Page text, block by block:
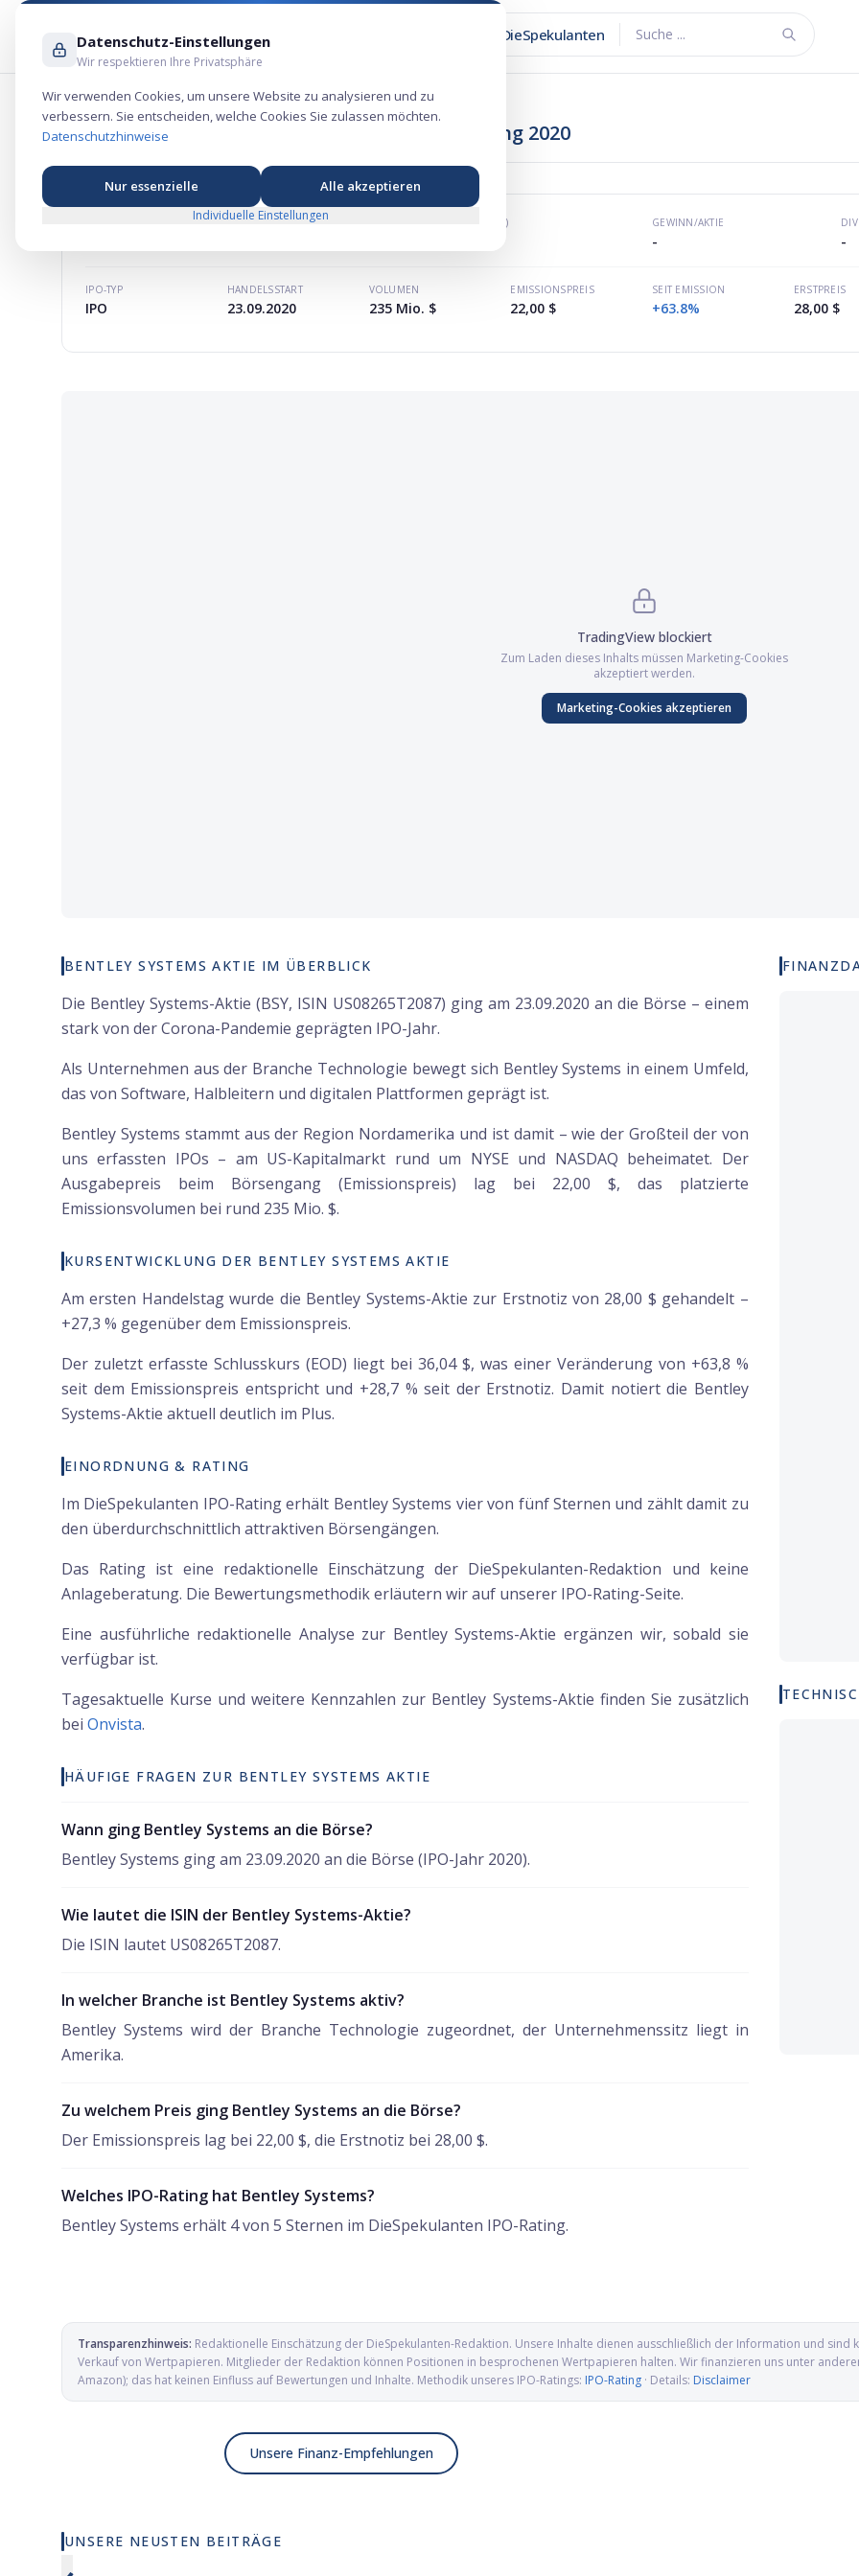
DieSpekulanten Suche ...
Bentley Systems Aktie – Technologie-Börsengang 2020
AKTIE MARKTKAPITALISIERUNG KGV (P/E) GEWINN/AKTIE
- -
IPO-TYP
IPO
HANDELSSTART
23.09.2020
VOLUMEN
235 Mio. $
EMISSIONSPREIS
22,00 $
SEIT EMISSION
+63.8%
ERSTPREIS
28,00 $
TradingViewblockiert
Zum Laden dieses Inhalts müssen Marketing-Cookies
akzeptiert werden.
Marketing-Cookies akzeptieren
BENTLEY SYSTEMS AKTIE IM ÜBERBLICK
Die Bentley Systems-Aktie (BSY, ISIN US08265T2087) ging am 23.09.2020 an die Börse – einem
stark von der Corona-Pandemie geprägten IPO-Jahr.
Als Unternehmen aus der Branche Technologie bewegt sich Bentley Systems in einem Umfeld,
das von Software, Halbleitern und digitalen Plattformen geprägt ist.
Bentley Systems stammt aus der Region Nordamerika und ist damit – wie der Großteil der von
uns erfassten IPOs – am US-Kapitalmarkt rund um NYSE und NASDAQ beheimatet. Der
Ausgabepreis beim Börsengang (Emissionspreis) lag bei 22,00 $, das platzierte
Emissionsvolumen bei rund 235 Mio. $.
KURSENTWICKLUNG DER BENTLEY SYSTEMS AKTIE
Am ersten Handelstag wurde die Bentley Systems-Aktie zur Erstnotiz von 28,00 $ gehandelt –
+27,3 % gegenüber dem Emissionspreis.
Der zuletzt erfasste Schlusskurs (EOD) liegt bei 36,04 $, was einer Veränderung von +63,8 %
seit dem Emissionspreis entspricht und +28,7 % seit der Erstnotiz. Damit notiert die Bentley
Systems-Aktie aktuell deutlich im Plus.
EINORDNUNG & RATING
Im DieSpekulanten IPO-Rating erhält Bentley Systems vier von fünf Sternen und zählt damit zu
den überdurchschnittlich attraktiven Börsengängen.
Das Rating ist eine redaktionelle Einschätzung der DieSpekulanten-Redaktion und keine
Anlageberatung. Die Bewertungsmethodik erläutern wir auf unserer IPO-Rating-Seite.
Eine ausführliche redaktionelle Analyse zur Bentley Systems-Aktie ergänzen wir, sobald sie
verfügbar ist.
Tagesaktuelle Kurse und weitere Kennzahlen zur Bentley Systems-Aktie finden Sie zusätzlich
bei Onvista.
HÄUFIGE FRAGEN ZUR BENTLEY SYSTEMS AKTIE
Wann ging Bentley Systems an die Börse?
Bentley Systems ging am 23.09.2020 an die Börse (IPO-Jahr 2020).
Wie lautet die ISIN der Bentley Systems-Aktie?
Die ISIN lautet US08265T2087.
In welcher Branche ist Bentley Systems aktiv?
Bentley Systems wird der Branche Technologie zugeordnet, der Unternehmenssitz liegt in
Amerika.
Zu welchem Preis ging Bentley Systems an die Börse?
Der Emissionspreis lag bei 22,00 $, die Erstnotiz bei 28,00 $.
Welches IPO-Rating hat Bentley Systems?
Bentley Systems erhält 4 von 5 Sternen im DieSpekulanten IPO-Rating.
Transparenzhinweis: Redaktionelle Einschätzung der DieSpekulanten-Redaktion. Unsere Inhalte dienen ausschließlich der Information und
Verkauf von Wertpapieren. Mitglieder der Redaktion können Positionen in besprochenen Wertpapieren halten. Wir finanzieren uns unter
Amazon); das hat keinen Einfluss auf Bewertungen und Inhalte. Methodik unseres IPO-Ratings: IPO-Rating · Details: Disclaimer
Unsere Finanz-Empfehlungen
UNSERE NEUSTEN BEITRÄGE
Wie viel KI wirklich in deinem MSCI
Datenschutz-Einstellungen
Wir respektieren Ihre Privatsphäre
Wir verwenden Cookies, um unsere Website zu analysieren und zu
verbessern. Sie entscheiden, welche Cookies Sie zulassen möchten.
Datenschutzhinweise
Nur essenzielle Alle akzeptieren
Individuelle Einstellungen